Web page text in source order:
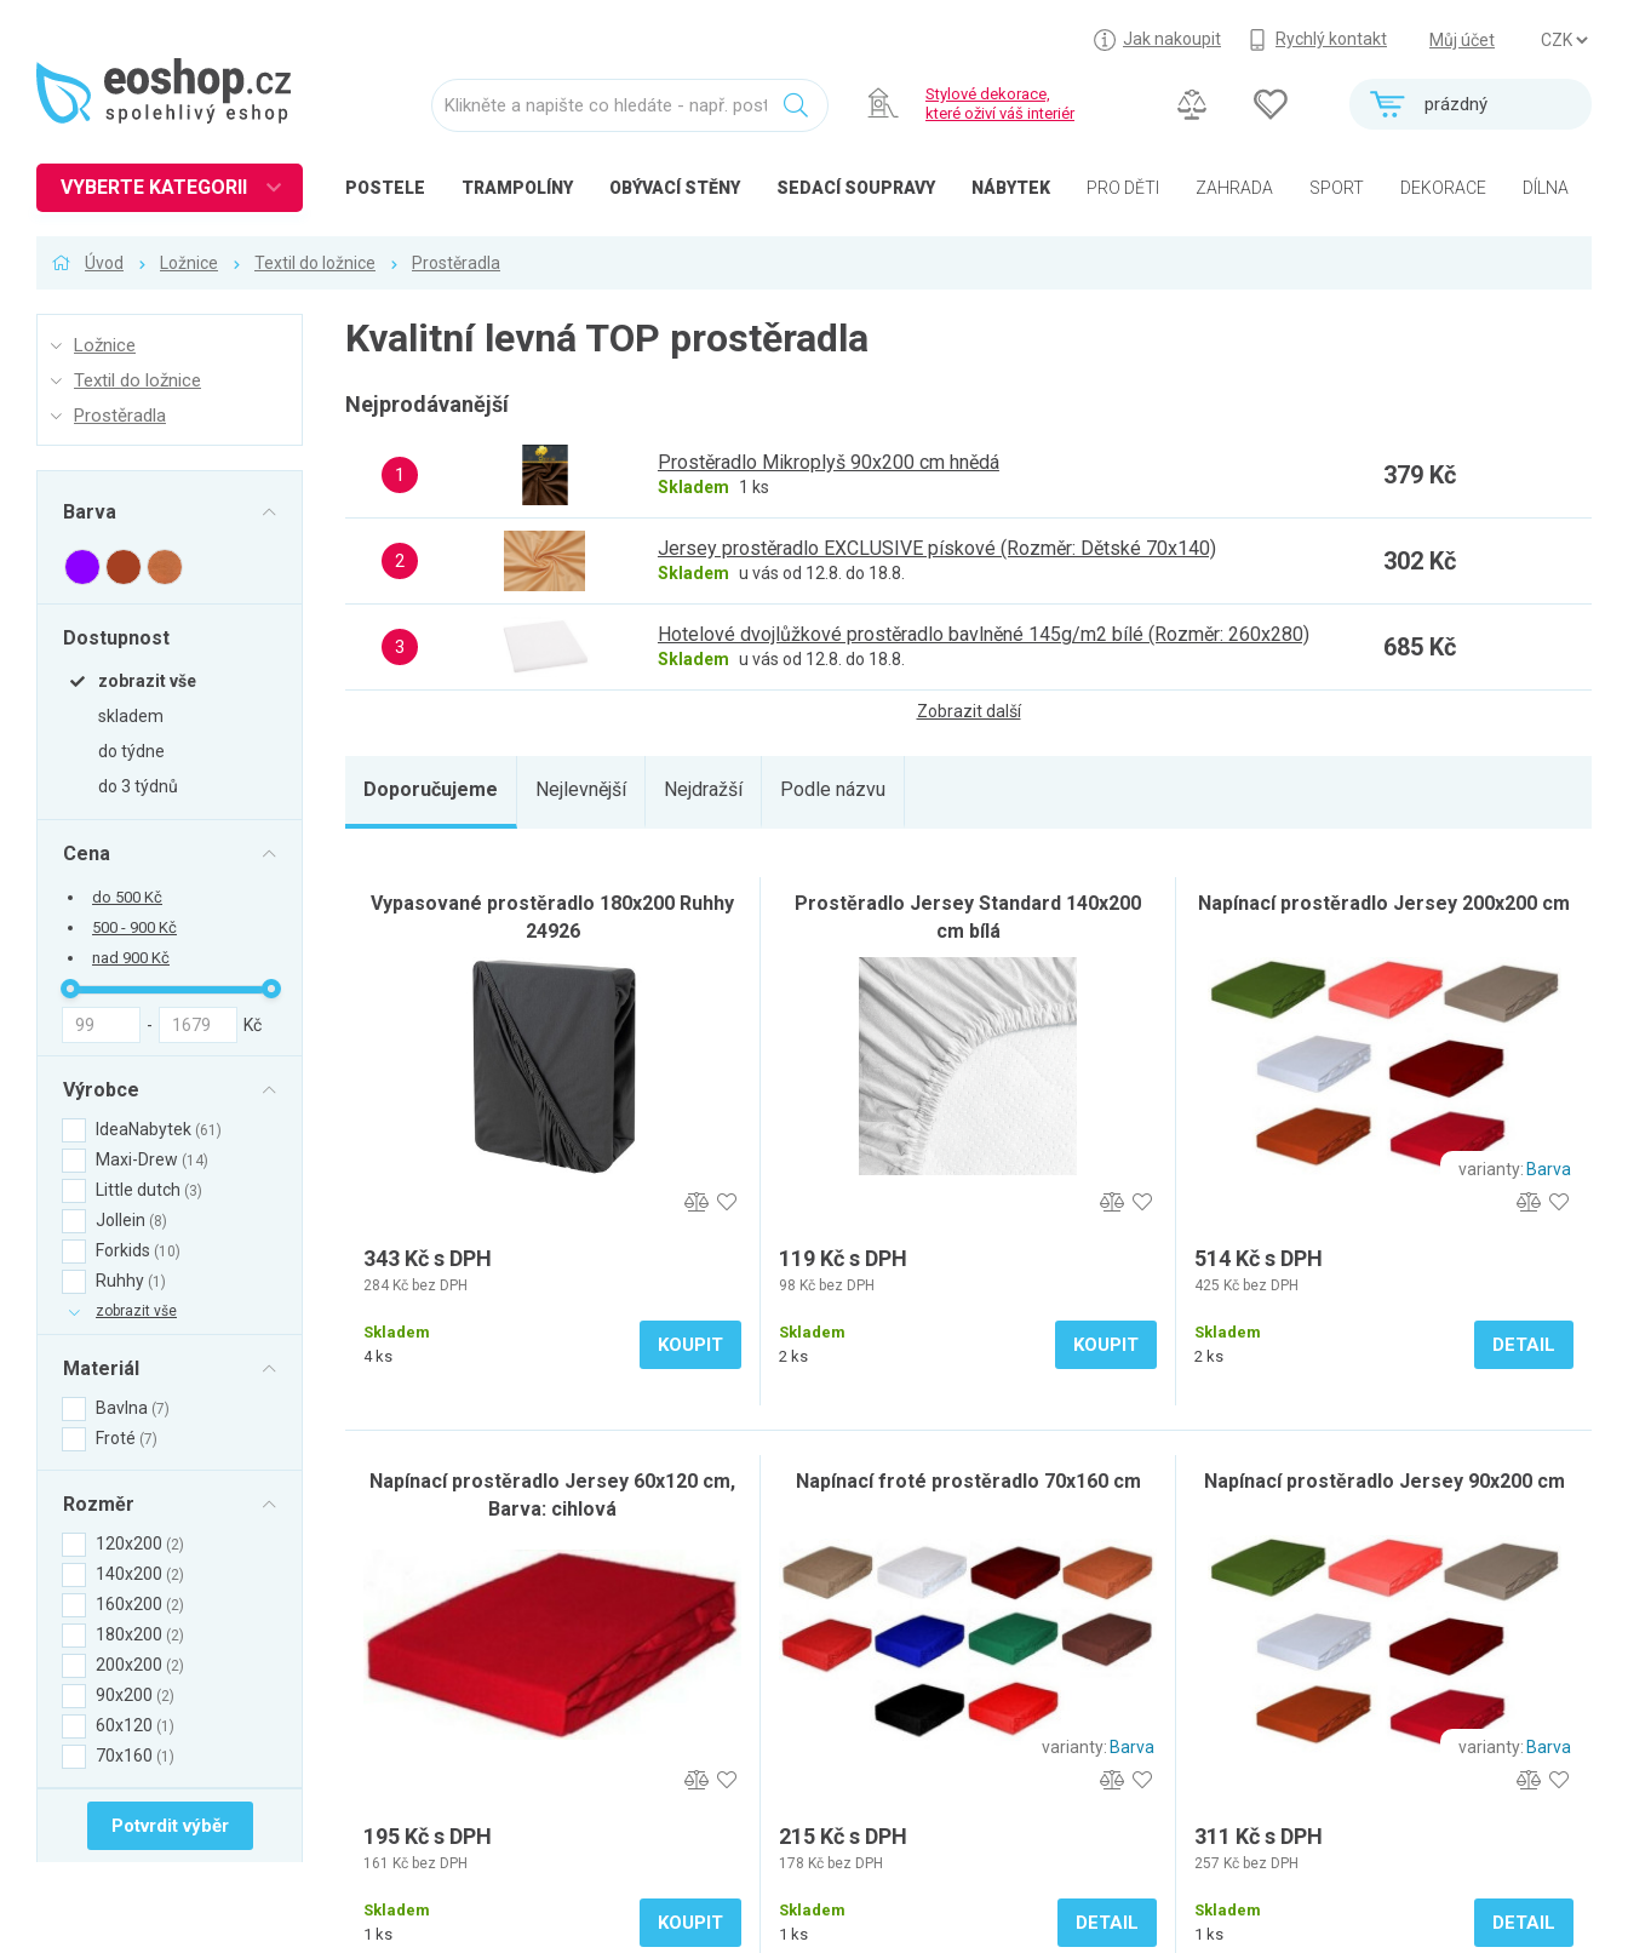
Můj účet
Jak nakoupit Rychlý kontakt
prázdný
Stylové dekorace,
které oživí váš interiér
POSTELE TRAMPOLÍNY OBÝVACÍ STĚNY SEDACÍ SOUPRAVY NÁBYTEK PRO DĚTI ZAHRADA SPORT DEKORACE DÍLNA
VYBERTE KATEGORII
Koupelna
Zahrada
Dílna
Auto-moto
Dekorace
Textil, koberce
Svítidla, žárovky
Sedací vaky
Sport, outdoor
Všechny kategorie
Úvod Ložnice Textil do ložnice Prostěradla
Ložnice
Textil do ložnice
Prostěradla
Barva
Dostupnost
zobrazit vše
skladem
do týdne
do 3 týdnů
Cena
do 500 Kč
500 - 900 Kč
nad 900 Kč
- Kč
Výrobce
IdeaNabytek 61
Maxi-Drew 14
Little dutch 3
Jollein 8
Forkids 10
Ruhhy 1
zobrazit vše
Materiál
Bavlna 7
Froté 7
Rozměr
120x200 2
140x200 2
160x200 2
180x200 2
200x200 2
90x200 2
60x120 1
70x160 1
Potvrdit výběr
Kvalitní levná TOP prostěradla
Nejprodávanější
1
Prostěradlo Mikroplyš 90x200 cm hnědá
Skladem 1 ks 379 Kč
2
Jersey prostěradlo EXCLUSIVE pískové (Rozměr: Dětské 70x140)
Skladem u vás od 12.8. do 18.8. 302 Kč
3
Hotelové dvojlůžkové prostěradlo bavlněné 145g/m2 bílé (Rozměr: 260x280)
Skladem u vás od 12.8. do 18.8. 685 Kč
Zobrazit další
Doporučujeme Nejlevnější Nejdražší Podle názvu
Vypasované prostěradlo 180x200 Ruhhy
24926
343 Kč s DPH
284 Kč bez DPH
Skladem
4 ks
KOUPIT
Prostěradlo Jersey Standard 140x200
cm bílá
119 Kč s DPH
98 Kč bez DPH
Skladem
2 ks
KOUPIT
Napínací prostěradlo Jersey 200x200 cm
varianty: Barva
514 Kč s DPH
425 Kč bez DPH
Skladem
2 ks
DETAIL
Napínací prostěradlo Jersey 60x120 cm,
Barva: cihlová
195 Kč s DPH
161 Kč bez DPH
Skladem
1 ks
KOUPIT
Napínací froté prostěradlo 70x160 cm
varianty: Barva
215 Kč s DPH
178 Kč bez DPH
Skladem
1 ks
DETAIL
Napínací prostěradlo Jersey 90x200 cm
varianty: Barva
311 Kč s DPH
257 Kč bez DPH
Skladem
1 ks
DETAIL